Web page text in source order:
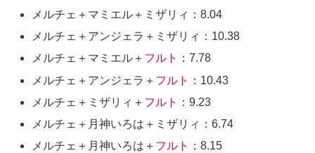
メルチェ＋マミエル＋ミザリィ：8.04
メルチェ＋アンジェラ＋ミザリィ：10.38
メルチェ＋マミエル＋ フルト
：7.78
メルチェ＋アンジェラ＋ フルト
：10.43
メルチェ＋ミザリィ＋ フルト
：9.23
メルチェ＋月神いろは＋ミザリィ：6.74
メルチェ＋月神いろは＋ フルト
：8.15